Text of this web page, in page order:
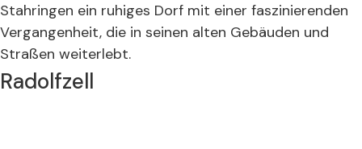
Stahringen ein ruhiges Dorf mit einer faszinierenden
Vergangenheit, die in seinen alten Gebäuden und
Straßen weiterlebt.
Radolfzell